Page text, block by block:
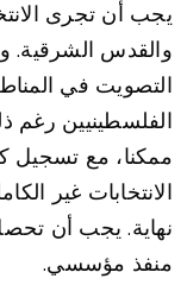
يجب أن تجرى
والقدس الشرقية.
التصويت في
الفلسطينيين رغم
ممكنا، مع تسجيل
الانتخابات غير
نهاية. يجب أن
منفذ مؤسسي.